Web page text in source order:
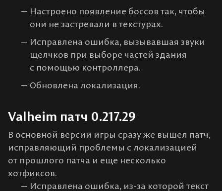
Настроено появление боссов так, чтобы
они не застревали в текстурах.
Исправлена ошибка, вызывавшая звуки
щелчков при выборе частей здания
с помощью контроллера.
Обновлена локализация.
Valheim патч 0.217.29
В основной версии игры сразу же вышел патч,
исправляющий проблемы с локализацией
от прошлого патча и еще несколько
хотфиксов.
Исправлена ошибка, из-за которой текст